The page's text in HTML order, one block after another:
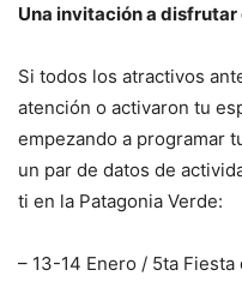
Una invitación a
Si todos los atractivos
atención o activaron tu
empezando a programar
un par de datos de
ti en la Patagonia Verde:
– 13-14 Enero / 5ta